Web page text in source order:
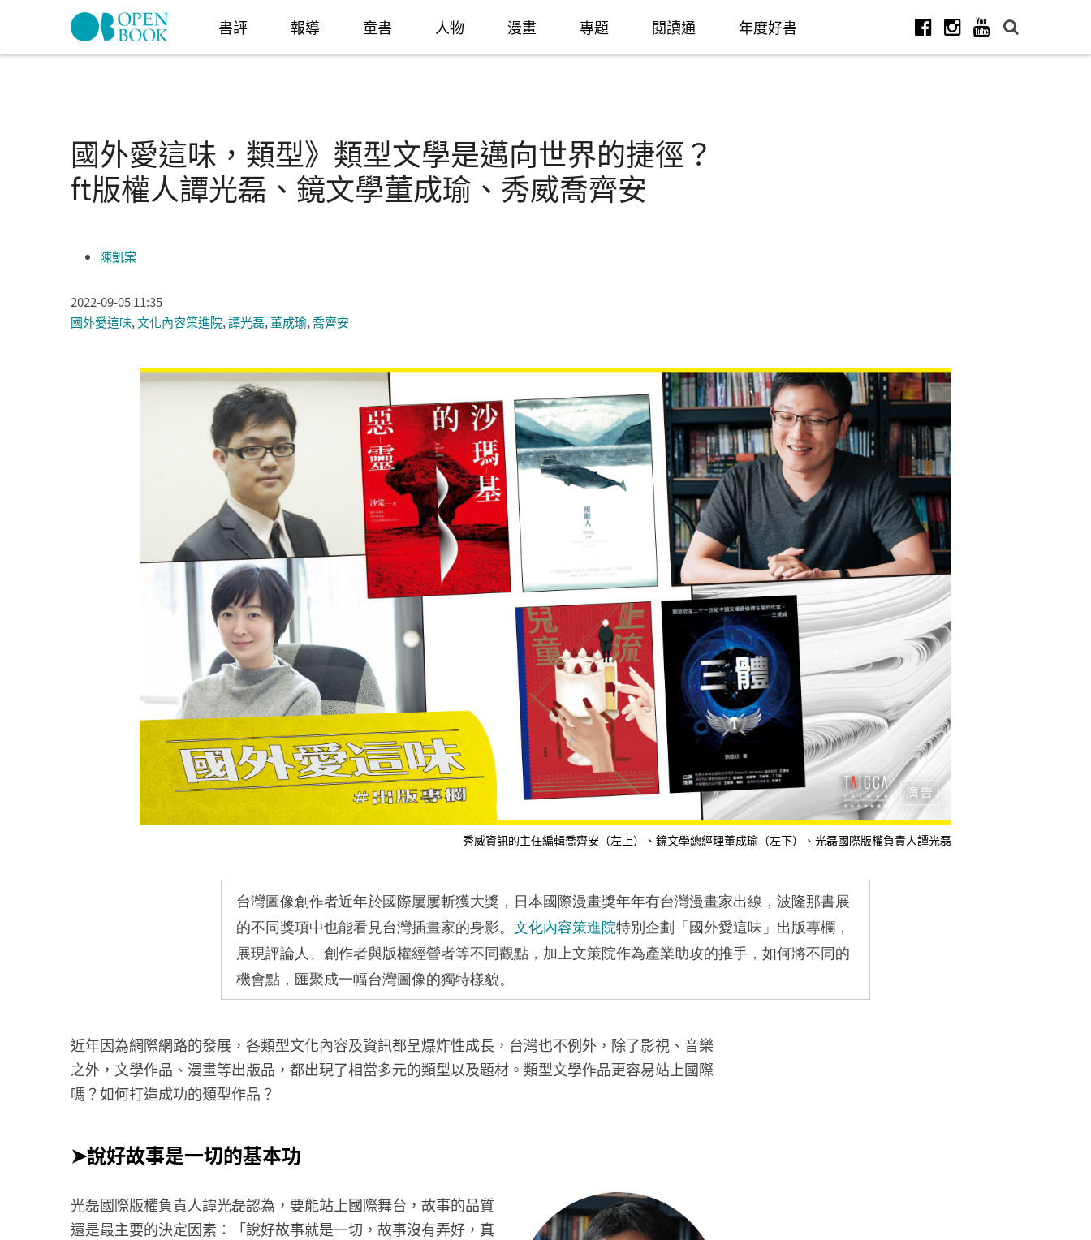
Skip to navigation
書評 報導 童書 人物 漫畫 專題 閱讀通 年度好書
國外愛這味，類型》類型文學是邁向世界的捷徑？
ft版權人譚光磊、鏡文學董成瑜、秀威喬齊安
陳凱棠
2022-09-05 11:35
國外愛這味,文化內容策進院,譚光磊,董成瑜,喬齊安
秀威資訊的主任編輯喬齊安（左上）、鏡文學總經理董成瑜（左下）、光磊國際版權負責人譚光磊
台灣圖像創作者近年於國際屢屢斬獲大獎，日本國際漫畫獎年年有台灣漫畫家出線，波隆那書展
的不同獎項中也能看見台灣插畫家的身影。 文化內容策進院特別企劃「國外愛這味」出版專欄，
展現評論人、創作者與版權經營者等不同觀點，加上文策院作為產業助攻的推手，如何將不同的
機會點，匯聚成一幅台灣圖像的獨特樣貌。
近年因為網際網路的發展，各類型文化內容及資訊都呈爆炸性成長，台灣也不例外，除了影視、音樂
之外，文學作品、漫畫等出版品，都出現了相當多元的類型以及題材。類型文學作品更容易站上國際
嗎？如何打造成功的類型作品？
➤說好故事是一切的基本功
光磊國際版權負責人譚光磊認為，要能站上國際舞台，故事的品質
還是最主要的決定因素：「說好故事就是一切，故事沒有弄好，真